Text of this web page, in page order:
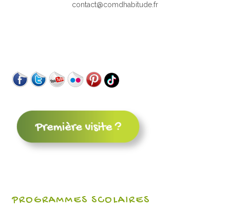
contact@comdhabitude.fr
PROGRAMMES SCOLAIRES